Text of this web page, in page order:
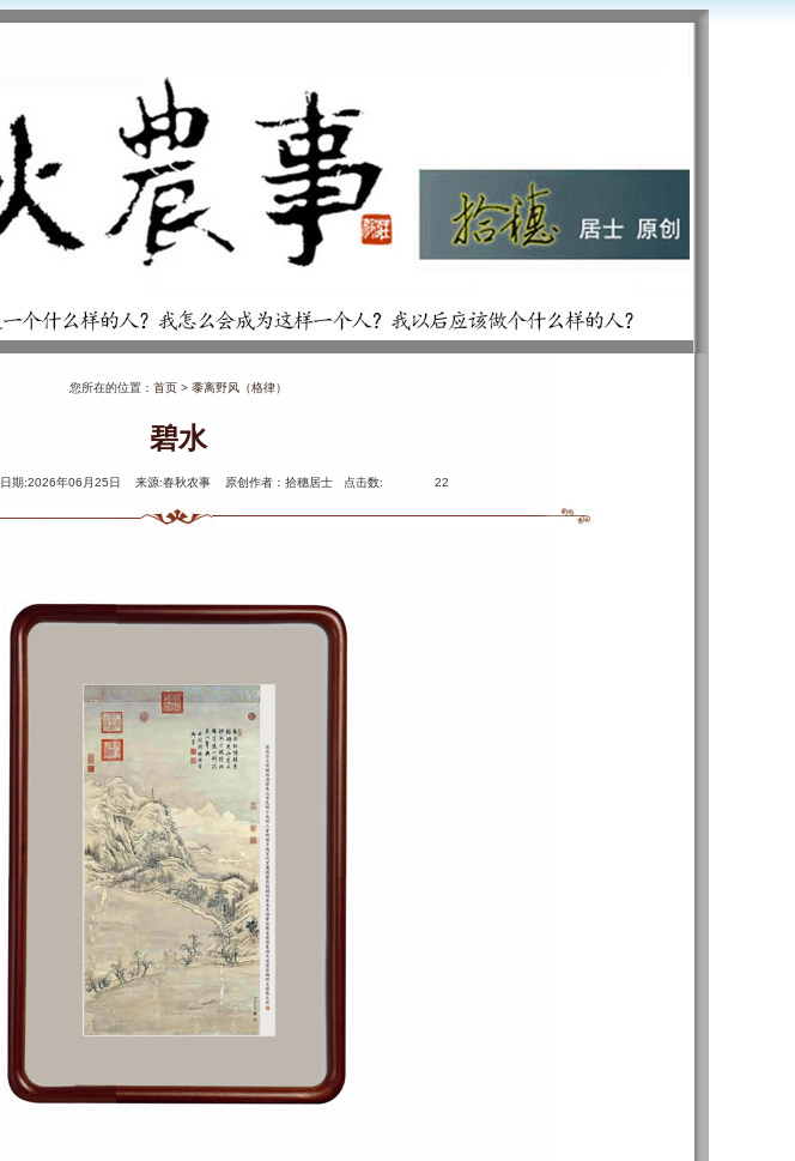
您所在的位置： 首页 > 黍离野风（格律）
碧水
日期:2026年06月25日 来源:春秋农事 原创作者：拾穗居士 点击数: 22